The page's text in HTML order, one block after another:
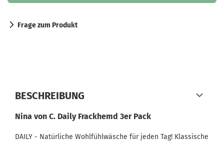
Frage zum Produkt
BESCHREIBUNG
Nina von C. Daily Frackhemd 3er Pack
DAILY - Natürliche Wohlfühlwäsche für jeden Tag! Klassische